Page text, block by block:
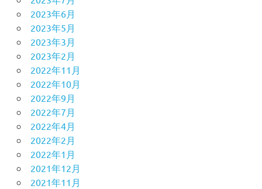
2023年6月
2023年5月
2023年3月
2023年2月
2022年11月
2022年10月
2022年9月
2022年7月
2022年4月
2022年2月
2022年1月
2021年12月
2021年11月